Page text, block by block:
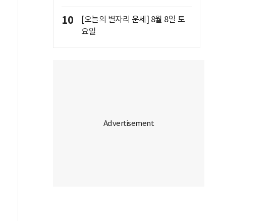
10
[오늘의 별자리 운세] 8월 8일 토
요일